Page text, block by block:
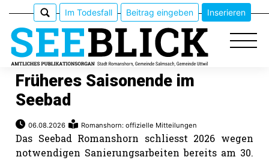
Veranstaltungen
Im Todesfall Beitrag eingeben Inserieren
Früheres Saisonende im
Seebad
06.08.2026 Romanshorn: offizielle Mitteilungen
Das Seebad Romanshorn schliesst 2026 wegen
notwendigen Sanierungsarbeiten bereits am 30.